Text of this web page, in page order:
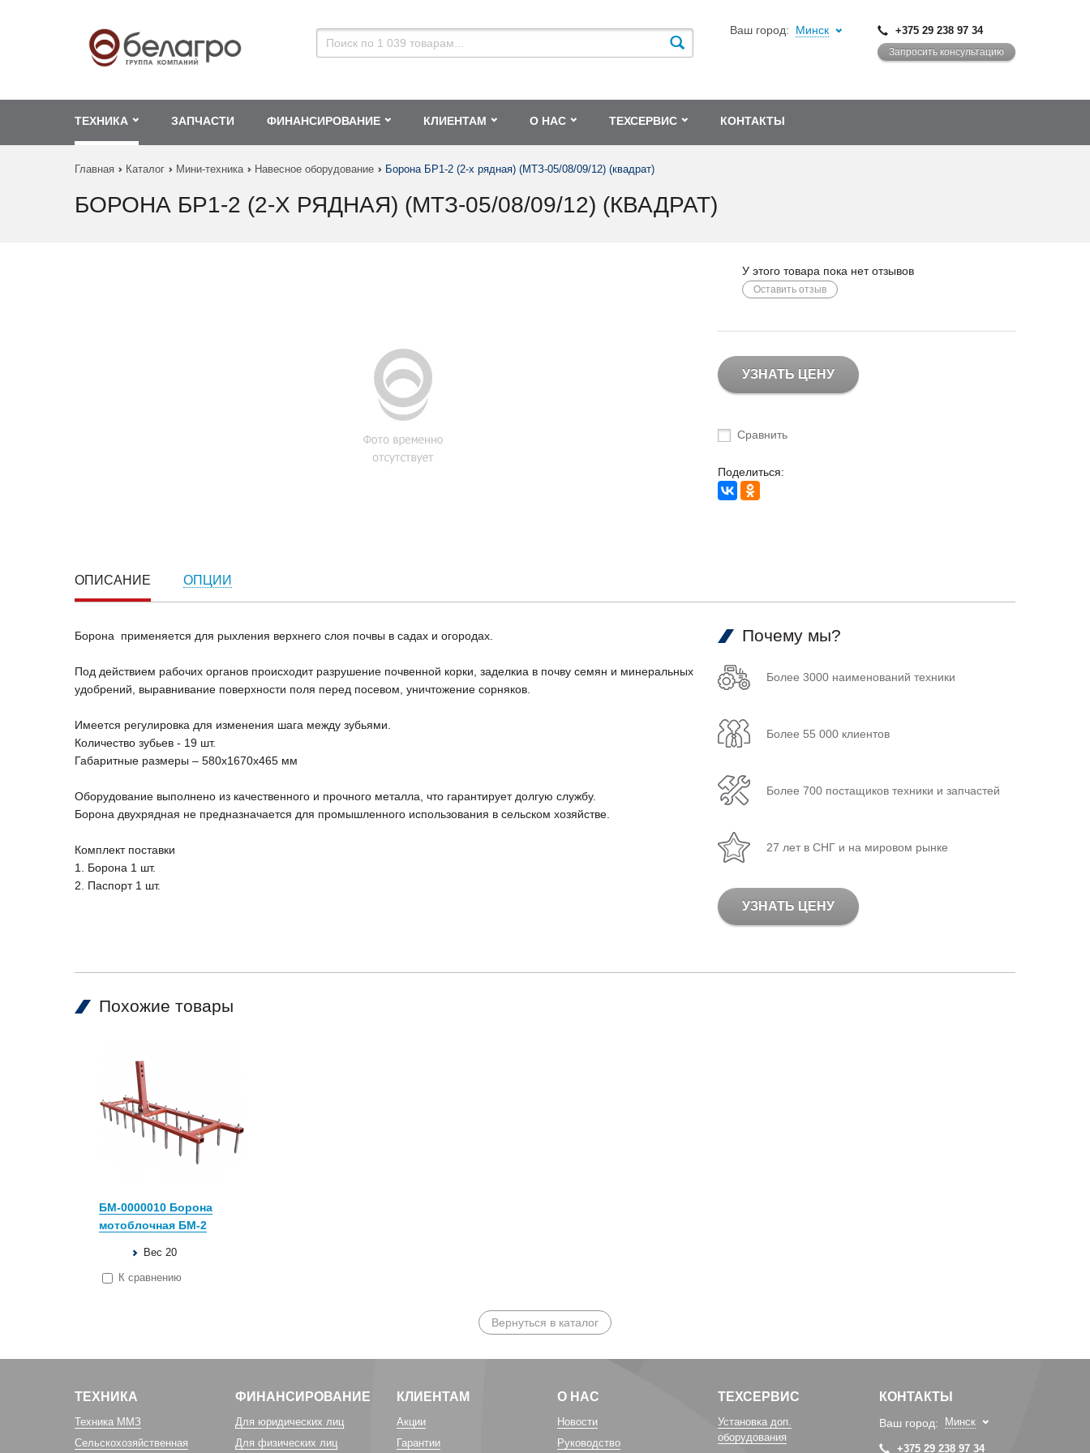
Ваш город: Минск +375 29 238 97 34
Запросить консультацию
ТЕХНИКА ЗАПЧАСТИ ФИНАНСИРОВАНИЕ КЛИЕНТАМ О НАС ТЕХСЕРВИС КОНТАКТЫ
Главная Каталог Мини-техника Навесное оборудование Борона БР1-2 (2-х рядная) (МТЗ-05/08/09/12) (квадрат)
БОРОНА БР1-2 (2-Х РЯДНАЯ) (МТЗ-05/08/09/12) (КВАДРАТ)
У этого товара пока нет отзывов
Оставить отзыв
УЗНАТЬ ЦЕНУ
Сравнить
Поделиться:
ОПИСАНИЕ ОПЦИИ
Борона применяется для рыхления верхнего слоя почвы в садах и огородах.
Под действием рабочих органов происходит разрушение почвенной корки, заделкиа в почву семян и минеральных
удобрений, выравнивание поверхности поля перед посевом, уничтожение сорняков.
Имеется регулировка для изменения шага между зубьями.
Количество зубьев - 19 шт.
Габаритные размеры – 580х1670х465 мм
Оборудование выполнено из качественного и прочного металла, что гарантирует долгую службу.
Борона двухрядная не предназначается для промышленного использования в сельском хозяйстве.
Комплект поставки
1. Борона 1 шт.
2. Паспорт 1 шт.
Почему мы?
Более 3000 наименований техники
Более 55 000 клиентов
Более 700 постащиков техники и запчастей
27 лет в СНГ и на мировом рынке
УЗНАТЬ ЦЕНУ
Похожие товары
БМ-0000010 Борона
мотоблочная БМ-2
Вес 20
К сравнению
Вернуться в каталог
ТЕХНИКА
Техника ММЗ
Сельскохозяйственная
ФИНАНСИРОВАНИЕ
Для юридических лиц
Для физических лиц
КЛИЕНТАМ
Акции
Гарантии
О НАС
Новости
Руководство
ТЕХСЕРВИС
Установка доп.
оборудования
КОНТАКТЫ
Ваш город: Минск
+375 29 238 97 34